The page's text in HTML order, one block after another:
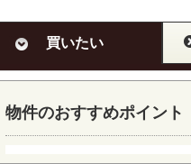
買いたい
物件のおすすめポイント